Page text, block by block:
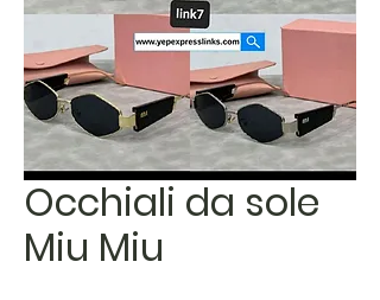
Occhiali da sole
Miu Miu